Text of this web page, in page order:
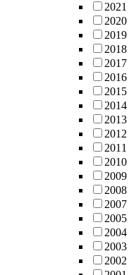
2021
2020
2019
2018
2017
2016
2015
2014
2013
2012
2011
2010
2009
2008
2007
2005
2004
2003
2002